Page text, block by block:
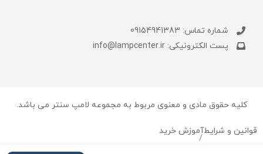
شماره تماس: 09154941383
پست الکترونیکی: info@lampcenter.ir
کلیه حقوق مادی و معنوی مربوط به مجموعه لامپ سنتر می باشد.
قوانین و شرایط
/
آموزش خرید